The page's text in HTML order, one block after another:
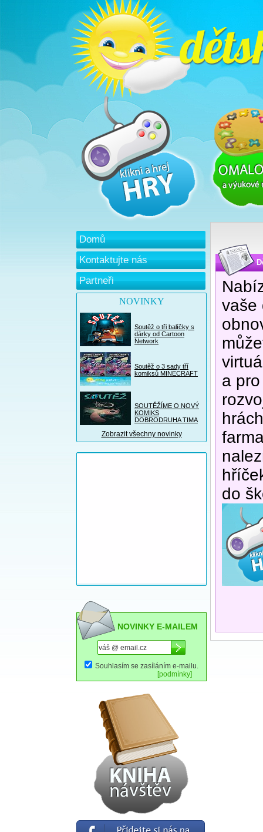
Domů
Kontaktujte nás
Partneři
NOVINKY
Soutěž o tři balíčky s
dárky od Cartoon
Network
Soutěž o 3 sady tří
komiksů MINECRAFT
SOUTĚŽÍME O NOVÝ
KOMIKS
DOBRODRUHA TIMA
Zobrazit všechny novinky
NOVINKY E-MAILEM
Souhlasím se zasíláním e-mailu.
[podmínky]
vaše
a
do